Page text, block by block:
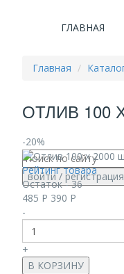
ГЛАВНАЯ
войти/ регистрация
Главная
ОТЛИВ 100
-20%
Рейтинг товара
Остаток - 36
485 Р 390 Р
-
+
В КОРЗИНУ